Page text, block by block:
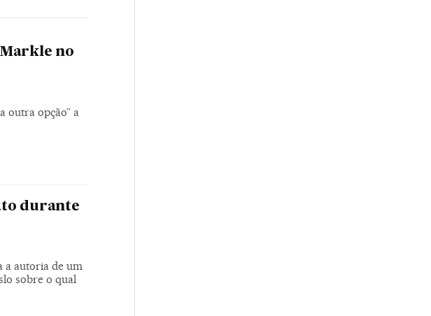
no
outra opção” a
durante
a autoria de um
sobre o qual